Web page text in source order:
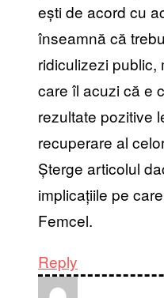
ești de acord cu
înseamnă că
ridiculizezi public,
care îl acuzi că e
rezultate pozitive
recuperare al
Șterge articolul
implicațiile pe
Femcel.
Reply